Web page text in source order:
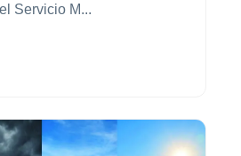
Servicio M...